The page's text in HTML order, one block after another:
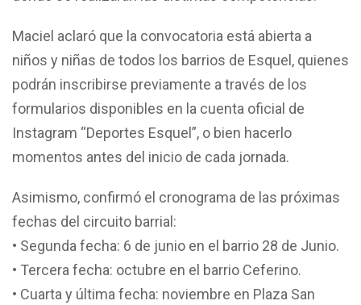
Maciel aclaró que la convocatoria está abierta a
niños y niñas de todos los barrios de Esquel, quienes
podrán inscribirse previamente a través de los
formularios disponibles en la cuenta oficial de
Instagram “Deportes Esquel”, o bien hacerlo
momentos antes del inicio de cada jornada.
Asimismo, confirmó el cronograma de las próximas
fechas del circuito barrial:
• Segunda fecha: 6 de junio en el barrio 28 de Junio.
• Tercera fecha: octubre en el barrio Ceferino.
• Cuarta y última fecha: noviembre en Plaza San